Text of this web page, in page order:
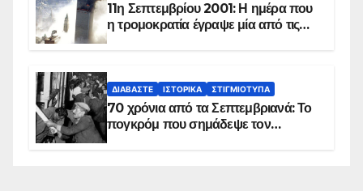
11η Σεπτεμβρίου 2001: Η ημέρα που
η τρομοκρατία έγραψε μία από τις
ΔΙΑΒΆΣΤΕ ΙΣΤΟΡΙΚΆ ΣΤΙΓΜΙΌΤΥΠΑ
70 χρόνια από τα Σεπτεμβριανά: Το
πογκρόμ που σημάδεψε τον